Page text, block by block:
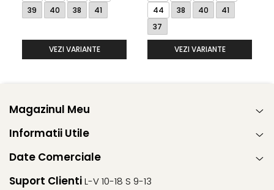
39
40 38 41
VEZI VARIANTE
44
38 40
41
37
VEZI VARIANTE
Magazinul Meu
Informatii Utile
Date Comerciale
Suport ClientiL-V 10-18 S 9-13